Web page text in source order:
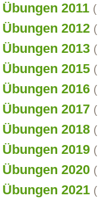
Übungen 2011 (
Übungen 2012 (
Übungen 2013 (
Übungen 2015 (
Übungen 2016 (
Übungen 2017 (
Übungen 2018 (
Übungen 2019 (
Übungen 2020 (
Übungen 2021 (